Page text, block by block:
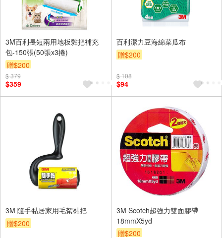
3M百利長短兩用地板黏把補充
包-150張(50張x3捲)
贈$200
$ 379
$359
百利潔力豆海綿菜瓜布
贈$200
$ 108
$94
3M 隨手黏居家用毛絮黏把
贈$200
3M Scotch超強力雙面膠帶
18mmX5yd
贈$200